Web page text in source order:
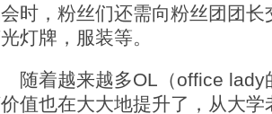
时，粉丝们还需向粉丝团团
灯牌，服装等。
着越来越多OL（office lady
值也在大大地提升了，从大